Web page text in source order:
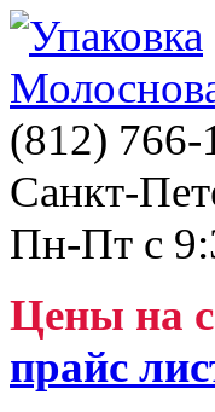
(812) 766-
Санкт-
Пн-Пт с
Цены на
прайс